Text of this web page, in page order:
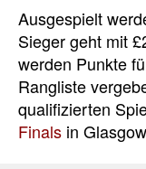
Ausgespielt
Sieger geht mit
werden Punkte
Rangliste
qualifizierten
Finals in